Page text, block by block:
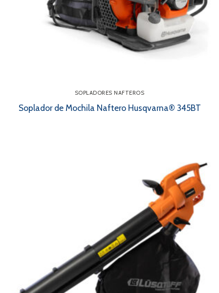
SOPLADORES NAFTEROS
Soplador de Mochila Naftero Husqvarna® 345BT